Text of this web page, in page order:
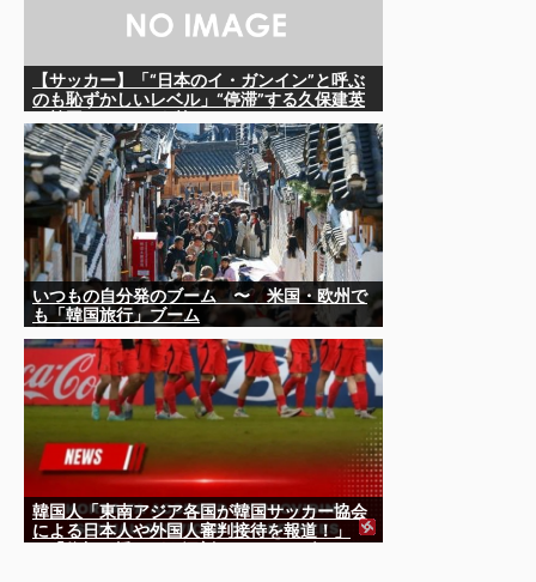
【サッカー】「“日本のイ・ガンイン”と呼ぶ
のも恥ずかしいレベル」“停滞”する久保建英
いつもの自分発のブーム 〜 米国・欧州で
も「韓国旅行」ブーム
韓国人「東南アジア各国が韓国サッカー協会
による日本人や外国人審判接待を報道！」